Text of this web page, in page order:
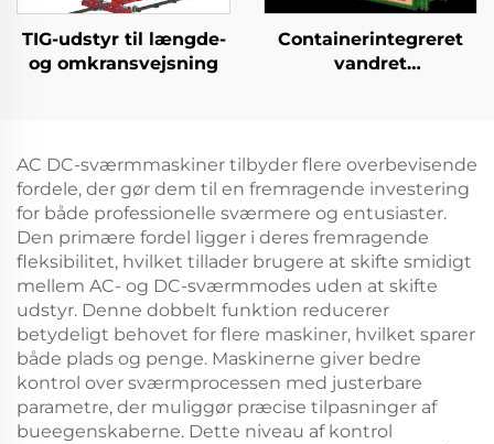
TIG-udstyr til længde-
og omkransvejsning
Containerintegreret
vandret
AC DC-sværmmaskiner tilbyder flere overbevisende
fordele, der gør dem til en fremragende investering
for både professionelle sværmere og entusiaster.
Den primære fordel ligger i deres fremragende
fleksibilitet, hvilket tillader brugere at skifte smidigt
mellem AC- og DC-sværmmodes uden at skifte
udstyr. Denne dobbelt funktion reducerer
betydeligt behovet for flere maskiner, hvilket sparer
både plads og penge. Maskinerne giver bedre
kontrol over sværmprocessen med justerbare
parametre, der muliggør præcise tilpasninger af
bueegenskaberne. Dette niveau af kontrol